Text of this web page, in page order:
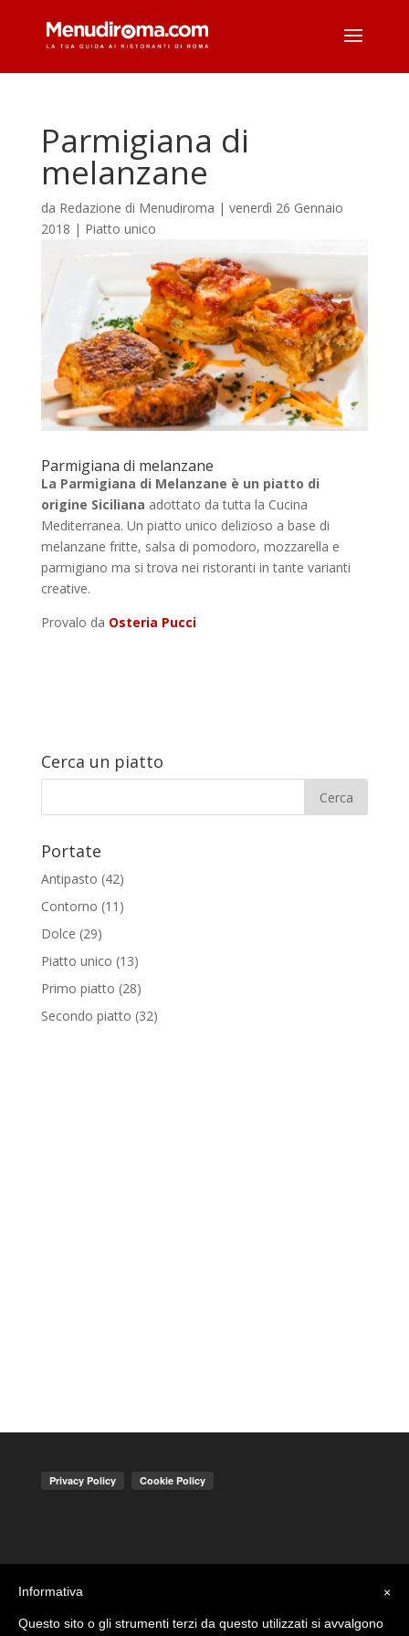
Parmigiana di
melanzane
da Redazione di Menudiroma | venerdì 26 Gennaio
2018 | Piatto unico
Parmigiana di melanzane
La Parmigiana di Melanzane è un piatto di
origine Siciliana adottato da tutta la Cucina
Mediterranea. Un piatto unico delizioso a base di
melanzane fritte, salsa di pomodoro, mozzarella e
parmigiano ma si trova nei ristoranti in tante varianti
creative.
Provalo da Osteria Pucci
Cerca un piatto
Portate
Antipasto (42)
Contorno (11)
Dolce (29)
Piatto unico (13)
Primo piatto (28)
Secondo piatto (32)
×
Informativa
Questo sito o gli strumenti terzi da questo utilizzati si avvalgono